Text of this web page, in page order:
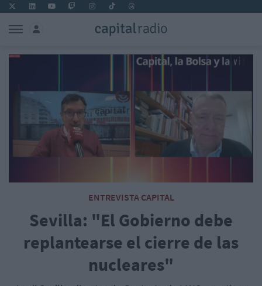
ENTREVISTA CAPITAL
Sevilla: "El Gobierno debe
replantearse el cierre de las
nucleares"